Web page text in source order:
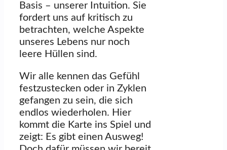
Basis – unserer Intuition. Sie
fordert uns auf kritisch zu
betrachten, welche Aspekte
unseres Lebens nur noch
leere Hüllen sind.
Wir alle kennen das Gefühl
festzustecken oder in Zyklen
gefangen zu sein, die sich
endlos wiederholen. Hier
kommt die Karte ins Spiel und
zeigt: Es gibt einen Ausweg!